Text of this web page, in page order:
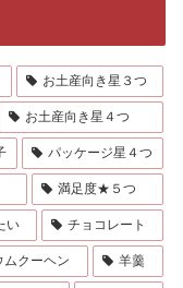
お土産向き星３つ
お土産向き星４つ
パッケージ星４つ
満足度★５つ
い チョコレート
ムクーヘン 羊羹